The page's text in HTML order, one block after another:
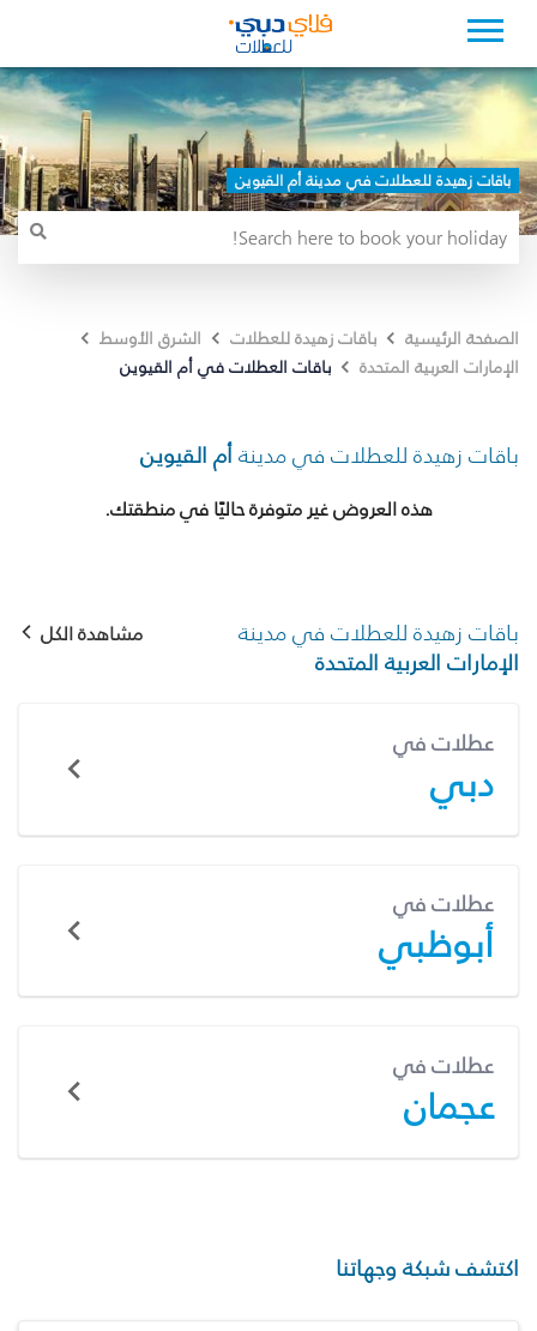
باقات زهيدة للعطلات في مدينة أم القيوين
الصفحة الرئيسية باقات زهيدة للعطلات
الشرق الأوسط
الإمارات العربية المتحدة
باقات العطلات في أم القيوين
باقات زهيدة للعطلات في مدينةأم القيوين
هذه العروض غير متوفرة حاليًا في منطقتك.
باقات زهيدة للعطلات في مدينة
الإمارات العربية المتحدة
مشاهدة الكل
عطلات في
دبي
عطلات في
أبوظبي
عطلات في
عجمان
اكتشف شبكة وجهاتنا